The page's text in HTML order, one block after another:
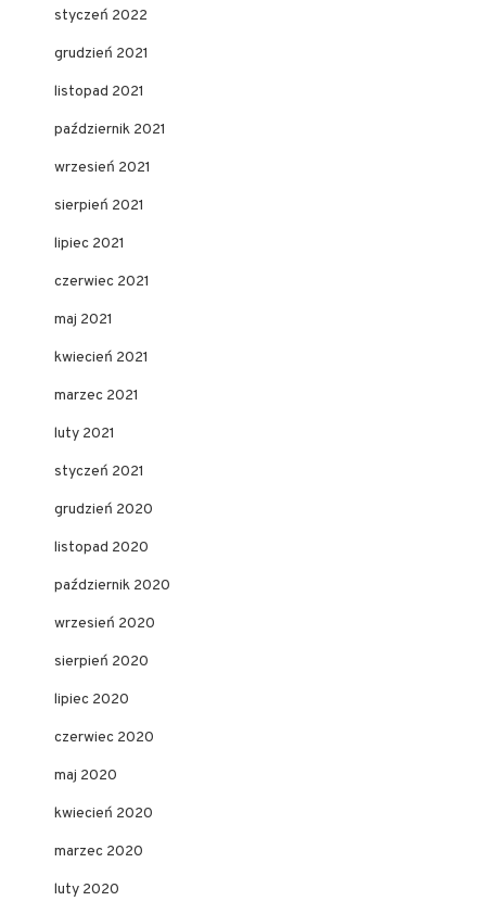
styczeń 2022
grudzień 2021
listopad 2021
październik 2021
wrzesień 2021
sierpień 2021
lipiec 2021
czerwiec 2021
maj 2021
kwiecień 2021
marzec 2021
luty 2021
styczeń 2021
grudzień 2020
listopad 2020
październik 2020
wrzesień 2020
sierpień 2020
lipiec 2020
czerwiec 2020
maj 2020
kwiecień 2020
marzec 2020
luty 2020